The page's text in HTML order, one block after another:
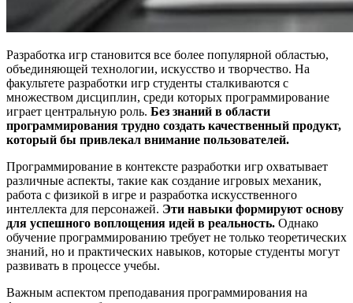
Разработка игр становится все более популярной областью,
объединяющей технологии, искусство и творчество. На
факультете разработки игр студенты сталкиваются с
множеством дисциплин, среди которых программирование
играет центральную роль. Без знаний в области
программирования трудно создать качественный продукт,
который бы привлекал внимание пользователей.
Программирование в контексте разработки игр охватывает
различные аспекты, такие как создание игровых механик,
работа с физикой в игре и разработка искусственного
интеллекта для персонажей. Эти навыки формируют основу
для успешного воплощения идей в реальность. Однако
обучение программированию требует не только теоретических
знаний, но и практических навыков, которые студенты могут
развивать в процессе учебы.
Важным аспектом преподавания программирования на